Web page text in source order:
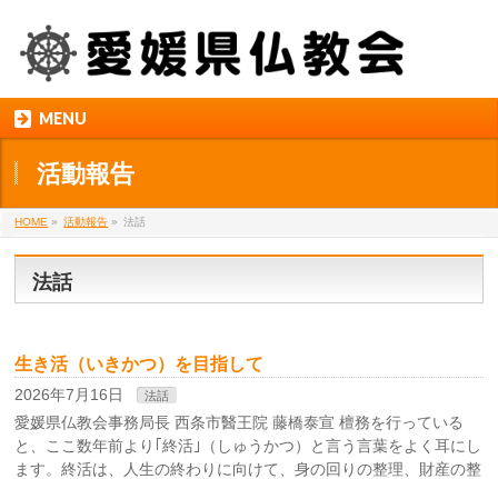
MENU
活動報告
HOME » 活動報告 » 法話
法話
生き活（いきかつ）を目指して
2026年7月16日 法話
愛媛県仏教会事務局長 西条市醫王院 藤橋泰宣 檀務を行っている
と、ここ数年前より｢終活｣（しゅうかつ）と言う言葉をよく耳にし
ます。終活は、人生の終わりに向けて、身の回りの整理、財産の整